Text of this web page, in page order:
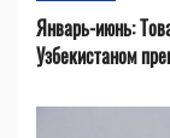
Январь-июнь:
Узбекистаном